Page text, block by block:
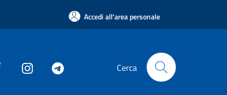
Accedi all'area personale
Cerca